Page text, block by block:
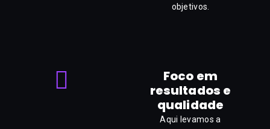
objetivos.
Foco em
resultados e
qualidade
Aqui levamos a